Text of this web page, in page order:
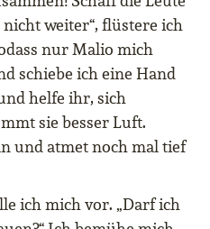
weiter“, flüstere ich
nur Malio mich
schiebe ich eine Hand
helfe ihr, sich
sie besser Luft.
und atmet noch mal tief
ich mich vor. „Darf ich